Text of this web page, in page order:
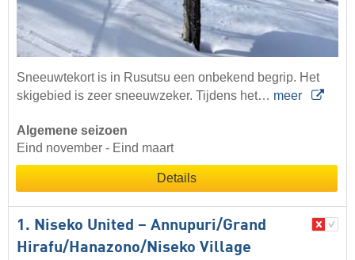
Sneeuwtekort is in Rusutsu een onbekend begrip. Het
skigebied is zeer sneeuwzeker. Tijdens het… meer
Algemene seizoen
Eind november - Eind maart
Details
1. Niseko United – Annupuri/​Grand
Hirafu/​Hanazono/​Niseko Village